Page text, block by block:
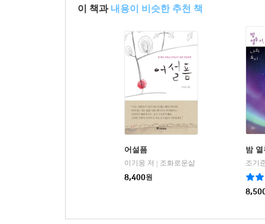
이 책과 내용이 비슷한 추천 책
어설픔
이기웅 저
조화로운삶
8,400원
밤
조기